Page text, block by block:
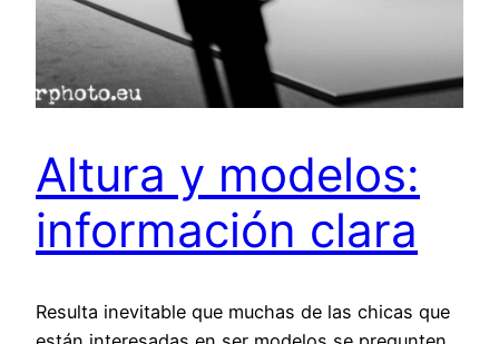
Altura y modelos:
información clara
Resulta inevitable que muchas de las chicas que